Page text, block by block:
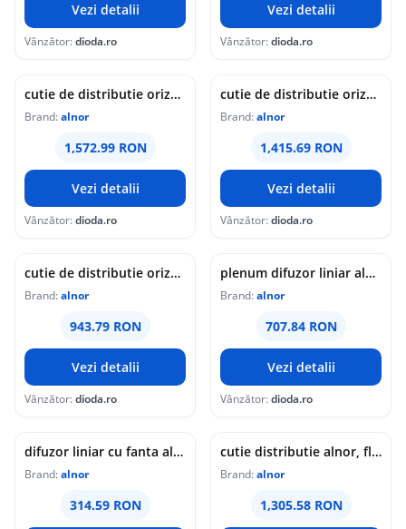
Vezi detalii
Vânzător:dioda.ro
Vezi detalii
Vânzător:dioda.ro
cutie de distributie orizontala cu garnitura alnor | pentru tub flexibil flx d-75 | racord nsl-160 | 2x6
Brand:alnor
1,572.99 RON
Vezi detalii
Vânzător:dioda.ro
cutie de distributie orizontala cu garnitura alnor | pentru tub flexibil flx d-75 | racord nsl-125 | 2x5
Brand:alnor
1,415.69 RON
Vezi detalii
Vânzător:dioda.ro
cutie de distributie orizontala cu garnitura alnor | pentru tub flexibil flx d-75 | racord nsl-125 | 2x3
Brand:alnor
943.79 RON
Vezi detalii
Vânzător:dioda.ro
plenum difuzor liniar alnor, pr-lds-1-495-75-2, tip slot, 1 fanta, 495 mm, 2x75 mm
Brand:alnor
707.84 RON
Vezi detalii
Vânzător:dioda.ro
difuzor liniar cu fanta alonor, lds-1-1495
Brand:alnor
314.59 RON
cutie distributie alnor, flx-plo-epp-r-75-3-6-3-0-200-f, cu garnitura din epp
Brand:alnor
1,305.58 RON